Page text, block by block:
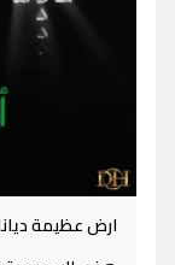
ارض عظيمة